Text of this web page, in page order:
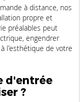
à distance, nos
propre et
préalables peut
engendrer
l'esthétique de votre
d'entrée
?